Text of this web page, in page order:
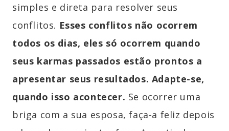
simples e direta para resolver seus
conflitos. Esses conflitos não ocorrem
todos os dias, eles só ocorrem quando
seus karmas passados estão prontos a
apresentar seus resultados. Adapte-se,
quando isso acontecer. Se ocorrer uma
briga com a sua esposa, faça-a feliz depois